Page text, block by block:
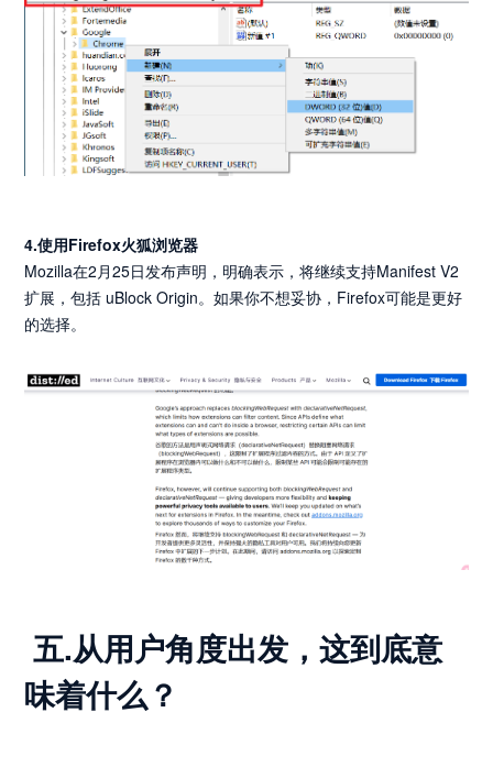
4.使用Firefox火狐浏览器
Mozilla在2月25日发布声明，明确表示，将继续支持Manifest V2
扩展，包括 uBlock Origin。如果你不想妥协，Firefox可能是更好
的选择。
五.从用户角度出发，这到底意
味着什么？